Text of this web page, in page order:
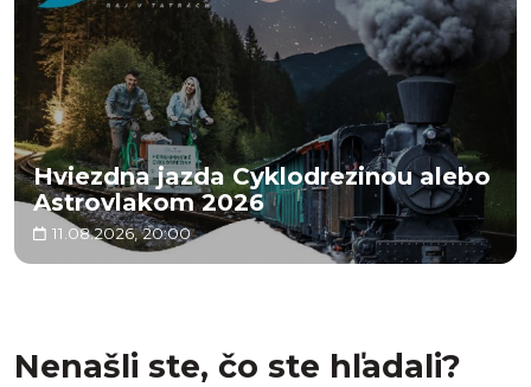
Hviezdna jazda Cyklodrezinou alebo
Astrovlakom 2026
11.08.2026, 20:00
Nenašli ste, čo ste hľadali?